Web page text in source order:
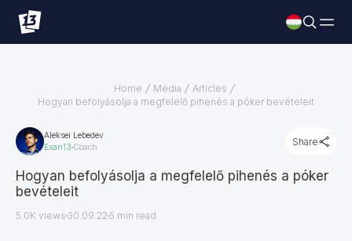
Home Media
Articles
Hogyan befolyásolja a megfelelő pihenés a póker bevételeit
Aleksei Lebedev
Exan13 Coach Share
Hogyan befolyásolja a megfelelő pihenés a póker
bevételeit
5.0K views 30.09.22 5 min read